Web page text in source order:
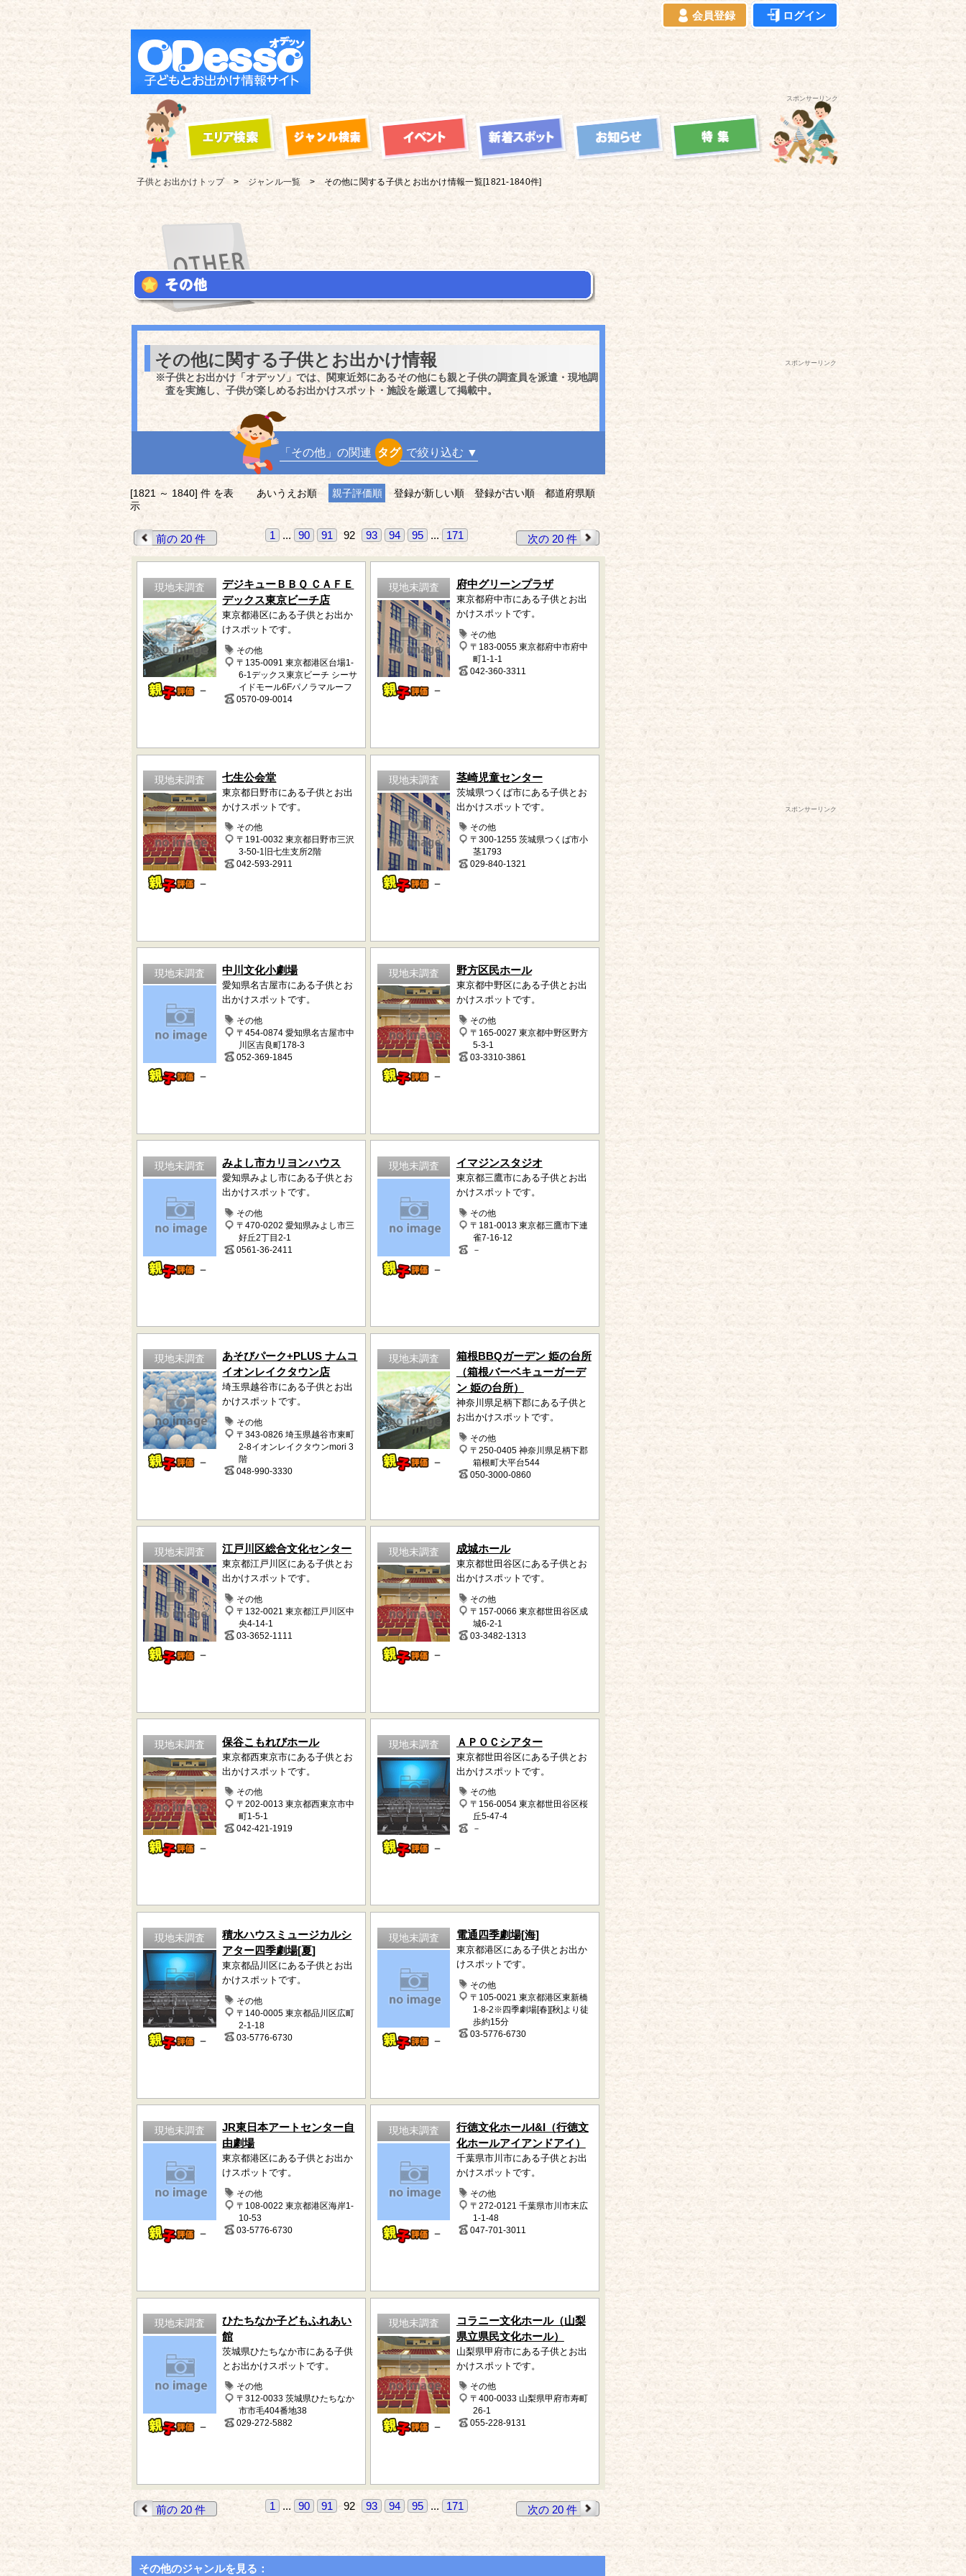
会員登録 ログイン
スポンサーリンク
子供とお出かけ トップ ジャンル一覧 その他に関する子供とお出かけ情報一覧[1821-1840件]
その他に関する子供とお出かけ情報
※子供とお出かけ「オデッソ」では、関東近郊にあるその他にも親と子供の調査員を派遣・現地調
査を実施し、子供が楽しめるお出かけスポット・施設を厳選して掲載中。
「その他」の関連 タグ で絞り込む ▼
[1821 ～ 1840] 件 を表
示
あいうえお順 親子評価順 登録が新しい順 登録が古い順 都道府県順
前の 20 件 1 ... 90 91 92 93 94 95 ... 171 次の 20 件
現地未調査
－
デジキューＢＢＱ ＣＡＦＥ
デックス東京ビーチ店
東京都港区にある子供とお出か
けスポットです。
その他
〒135-0091 東京都港区台場1-
6-1デックス東京ビーチ シーサ
イドモール6Fパノラマルーフ
0570-09-0014
現地未調査
－
府中グリーンプラザ
東京都府中市にある子供とお出
かけスポットです。
その他
〒183-0055 東京都府中市府中
町1-1-1
042-360-3311
現地未調査
－
七生公会堂
東京都日野市にある子供とお出
かけスポットです。
その他
〒191-0032 東京都日野市三沢
3-50-1旧七生支所2階
042-593-2911
現地未調査
－
茎崎児童センター
茨城県つくば市にある子供とお
出かけスポットです。
その他
〒300-1255 茨城県つくば市小
茎1793
029-840-1321
現地未調査
－
中川文化小劇場
愛知県名古屋市にある子供とお
出かけスポットです。
その他
〒454-0874 愛知県名古屋市中
川区吉良町178-3
052-369-1845
現地未調査
－
野方区民ホール
東京都中野区にある子供とお出
かけスポットです。
その他
〒165-0027 東京都中野区野方
5-3-1
03-3310-3861
現地未調査
－
みよし市カリヨンハウス
愛知県みよし市にある子供とお
出かけスポットです。
その他
〒470-0202 愛知県みよし市三
好丘2丁目2-1
0561-36-2411
現地未調査
－
イマジンスタジオ
東京都三鷹市にある子供とお出
かけスポットです。
その他
〒181-0013 東京都三鷹市下連
雀7-16-12
－
現地未調査
－
あそびパーク+PLUS ナムコ
イオンレイクタウン店
埼玉県越谷市にある子供とお出
かけスポットです。
その他
〒343-0826 埼玉県越谷市東町
2-8イオンレイクタウンmori 3
階
048-990-3330
現地未調査
－
箱根BBQガーデン 姫の台所
（箱根バーベキューガーデ
ン 姫の台所）
神奈川県足柄下郡にある子供と
お出かけスポットです。
その他
〒250-0405 神奈川県足柄下郡
箱根町大平台544
050-3000-0860
現地未調査
－
江戸川区総合文化センター
東京都江戸川区にある子供とお
出かけスポットです。
その他
〒132-0021 東京都江戸川区中
央4-14-1
03-3652-1111
現地未調査
－
成城ホール
東京都世田谷区にある子供とお
出かけスポットです。
その他
〒157-0066 東京都世田谷区成
城6-2-1
03-3482-1313
現地未調査
－
保谷こもれびホール
東京都西東京市にある子供とお
出かけスポットです。
その他
〒202-0013 東京都西東京市中
町1-5-1
042-421-1919
現地未調査
－
ＡＰＯＣシアター
東京都世田谷区にある子供とお
出かけスポットです。
その他
〒156-0054 東京都世田谷区桜
丘5-47-4
－
現地未調査
－
積水ハウスミュージカルシ
アター四季劇場[夏]
東京都品川区にある子供とお出
かけスポットです。
その他
〒140-0005 東京都品川区広町
2-1-18
03-5776-6730
現地未調査
－
電通四季劇場[海]
東京都港区にある子供とお出か
けスポットです。
その他
〒105-0021 東京都港区東新橋
1-8-2※四季劇場[春][秋]より徒
歩約15分
03-5776-6730
現地未調査
－
JR東日本アートセンター自
由劇場
東京都港区にある子供とお出か
けスポットです。
その他
〒108-0022 東京都港区海岸1-
10-53
03-5776-6730
現地未調査
－
行徳文化ホールI&I（行徳文
化ホールアイアンドアイ）
千葉県市川市にある子供とお出
かけスポットです。
その他
〒272-0121 千葉県市川市末広
1-1-48
047-701-3011
現地未調査
－
ひたちなか子どもふれあい
館
茨城県ひたちなか市にある子供
とお出かけスポットです。
その他
〒312-0033 茨城県ひたちなか
市市毛404番地38
029-272-5882
現地未調査
－
コラニー文化ホール（山梨
県立県民文化ホール）
山梨県甲府市にある子供とお出
かけスポットです。
その他
〒400-0033 山梨県甲府市寿町
26-1
055-228-9131
前の 20 件 1 ... 90 91 92 93 94 95 ... 171 次の 20 件
その他のジャンルを見る：
スポンサーリンク
スポンサーリンク